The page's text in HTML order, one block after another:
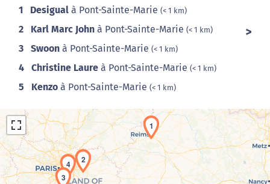
1 Desigual à Pont-Sainte-Marie (< 1 km)
2 Karl Marc John à Pont-Sainte-Marie (< 1 km)
3 Swoon à Pont-Sainte-Marie (< 1 km)
4 Christine Laure à Pont-Sainte-Marie (< 1 km)
5 Kenzo à Pont-Sainte-Marie (< 1 km)
1
2
3
4